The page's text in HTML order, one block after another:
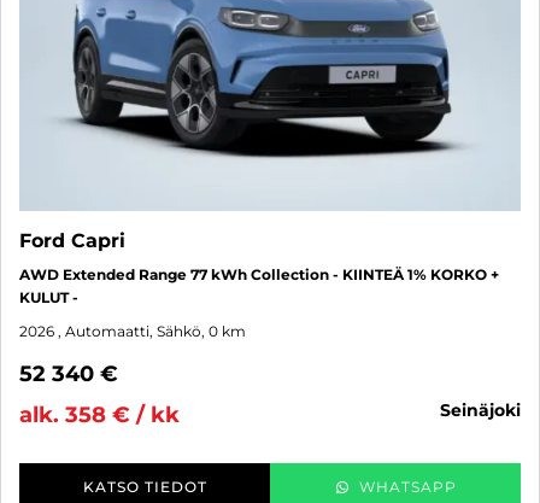
Ford Capri
AWD Extended Range 77 kWh Collection - KIINTEÄ 1% KORKO +
KULUT -
2026 , Automaatti, Sähkö, 0 km
52 340 €
alk. 358 € / kk
seinäjoki
KATSO TIEDOT WHATSAPP